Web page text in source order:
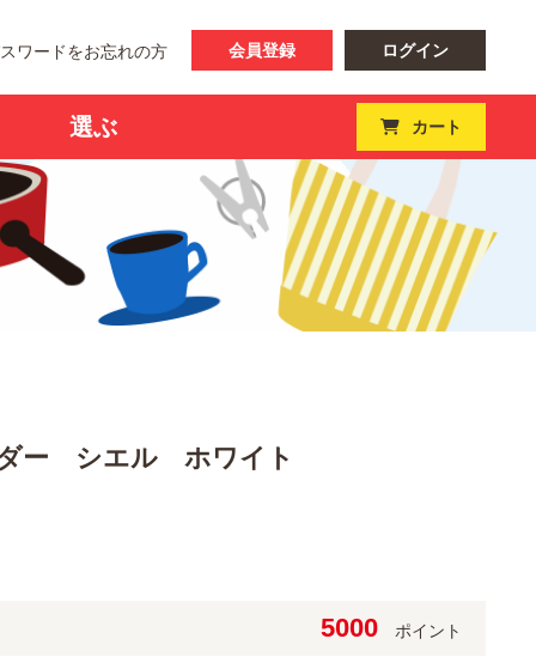
ワードをお忘れの方 会員登録 ログイン
選ぶ カート
ー シエル ホワイト
5000 ポイント